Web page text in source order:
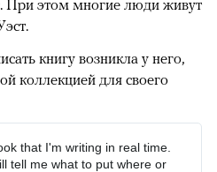
При этом многие люди живут
книгу возникла у него,
коллекцией для своего
that I'm writing in real time.
tell me what to put where or